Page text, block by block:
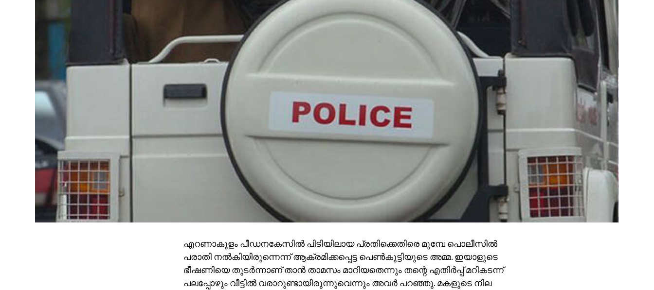
എറണാകുളം പീഡനകേസില്‍ പിടിയിലായ പ്രതിക്കെതിരെ മുമ്പേ പൊലീസില്‍
പരാതി നല്‍കിയിരുന്നെന്ന് ആക്രമിക്കപ്പെട്ട പെണ്‍കുട്ടിയുടെ അമ്മ. ഇയാളുടെ
ഭീഷണിയെ തുടര്‍ന്നാണ് താന്‍ താമസം മാറിയതെന്നും തന്റെ എതിര്‍പ്പ് മറികടന്ന്
പലപ്പോഴും വീട്ടില്‍ വരാറുണ്ടായിരുന്നുവെന്നും അവര്‍ പറഞ്ഞു. മകളുടെ നില